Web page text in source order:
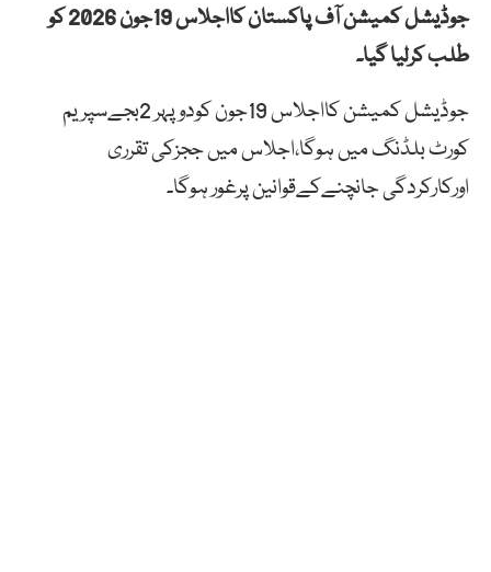
جوڈیشل کمیشن آف پاکستان کااجلاس 19جون 2026 کو
طلب کرلیا گیا۔
جوڈیشل کمیشن کااجلاس 19جون کودوپہر 2بجےسپریم
کورٹ بلڈنگ میں ہوگا،اجلاس میں ججزکی تقرری
اورکارکردگی جانچنےکےقوانین پرغور ہوگا۔